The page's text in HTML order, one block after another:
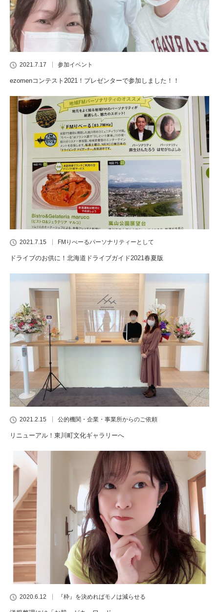
2021.7.17 参加イベント
ezomenコンテスト2021！プレゼンターで参加しました！！
2021.7.15 FMりべーるパーソナリティーとして
ドライブのお供に！北海道ドライブガイド2021春夏版
2021.2.15 公的機関・企業・事業所からのご依頼
リニューアル！東川町文化ギャラリーへ
2020.6.12 『枠』を決めればモノは減らせる